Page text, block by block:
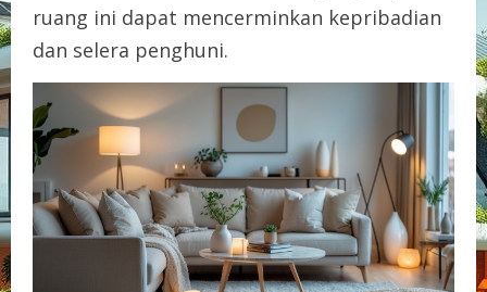
ruang ini dapat mencerminkan kepribadian
dan selera penghuni.